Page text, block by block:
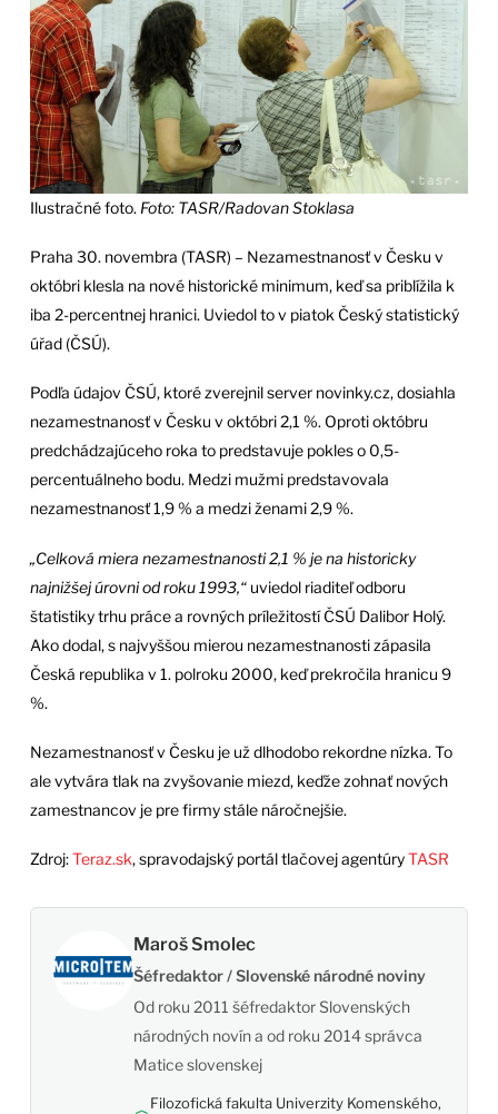
Ilustračné foto. Foto: TASR/Radovan Stoklasa
Praha 30. novembra (TASR) – Nezamestnanosť v Česku v
októbri klesla na nové historické minimum, keď sa priblížila k
iba 2-percentnej hranici. Uviedol to v piatok Český statistický
úřad (ČSÚ).
Podľa údajov ČSÚ, ktoré zverejnil server novinky.cz, dosiahla
nezamestnanosť v Česku v októbri 2,1 %. Oproti októbru
predchádzajúceho roka to predstavuje pokles o 0,5-
percentuálneho bodu. Medzi mužmi predstavovala
nezamestnanosť 1,9 % a medzi ženami 2,9 %.
„Celková miera nezamestnanosti 2,1 % je na historicky
najnižšej úrovni od roku 1993,“uviedol riaditeľ odboru
štatistiky trhu práce a rovných príležitostí ČSÚ Dalibor Holý.
Ako dodal, s najvyššou mierou nezamestnanosti zápasila
Česká republika v 1. polroku 2000, keď prekročila hranicu 9
%.
Nezamestnanosť v Česku je už dlhodobo rekordne nízka. To
ale vytvára tlak na zvyšovanie miezd, keďže zohnať nových
zamestnancov je pre firmy stále náročnejšie.
Zdroj:Teraz.sk, spravodajský portál tlačovej agentúryTASR
Maroš Smolec
Šéfredaktor / Slovenské národné noviny
Od roku 2011 šéfredaktor Slovenských
národných novín a od roku 2014 správca
Matice slovenskej
Filozofická fakulta Univerzity Komenského,